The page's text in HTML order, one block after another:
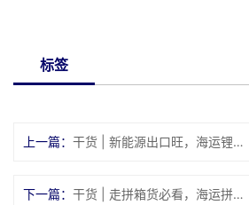
标签
上一篇： 干货 | 新能源出口旺，海运锂电池要注意！
下一篇： 干货 | 走拼箱货必看，海运拼箱的实用技巧！